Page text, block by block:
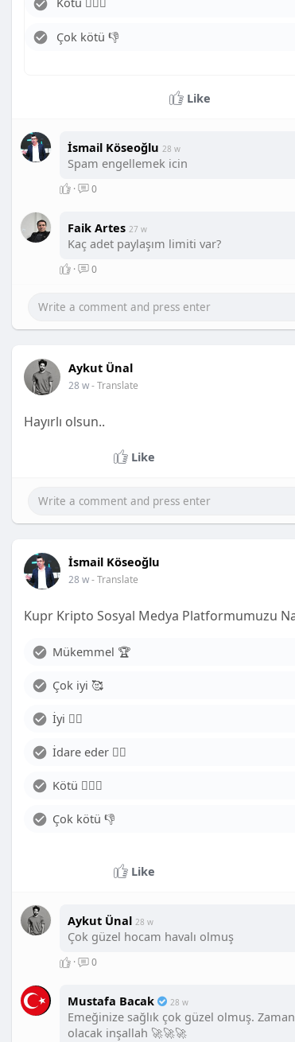
Çok kötü 👎
Like
İsmail Köseoğlu 28 w
Spam engellemek icin
· 0
Faik Artes 27 w
Kaç adet paylaşım limiti var?
· 0
Aykut Ünal
28 w- Translate
Hayırlı olsun..
Like
İsmail Köseoğlu
28 w- Translate
Kupr Kripto Sosyal Medya Platformumuzu
Mükemmel 🏆
Çok iyi 🥰
İyi 👍🏻
İdare eder 😶‍🌫️
Kötü 🤦🏻‍♂️
Çok kötü 👎
Like
Aykut Ünal 28 w
Çok güzel hocam havalı olmuş
· 0
Mustafa Bacak 28 w
Emeğinize sağlık çok güzel olmuş.
olacak inşallah 🚀🚀🚀